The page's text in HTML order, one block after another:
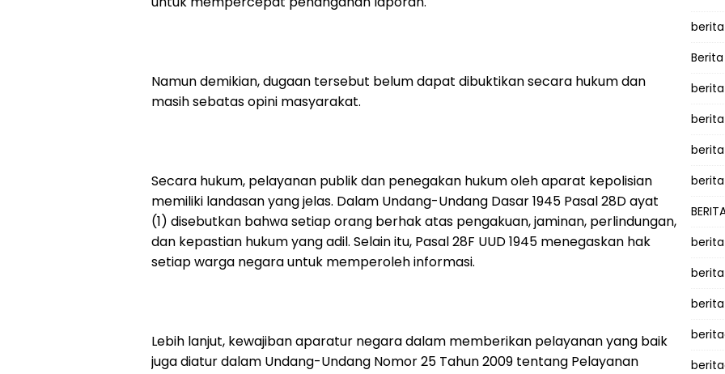
Namun demikian, dugaan tersebut belum dapat dibuktikan secara hukum dan
masih sebatas opini masyarakat.
Secara hukum, pelayanan publik dan penegakan hukum oleh aparat kepolisian
memiliki landasan yang jelas. Dalam Undang-Undang Dasar 1945 Pasal 28D ayat
(1) disebutkan bahwa setiap orang berhak atas pengakuan, jaminan, perlindungan,
dan kepastian hukum yang adil. Selain itu, Pasal 28F UUD 1945 menegaskan hak
setiap warga negara untuk memperoleh informasi.
Lebih lanjut, kewajiban aparatur negara dalam memberikan pelayanan yang baik
juga diatur dalam Undang-Undang Nomor 25 Tahun 2009 tentang Pelayanan